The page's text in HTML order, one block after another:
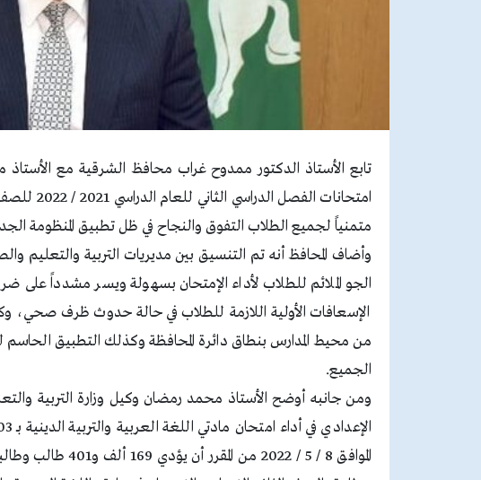
تابع الأستاذ الدكتور ممدوح غراب محافظ الشرقية مع الأستاذ
امتحانات
متمنياً لجميع الطلاب التفوق والنجاح في ظل تطبيق المنظومة
وأضاف المحافظ أنه تم التنسيق بين مديريات التربية والتعليم
الجو الملائم للطلاب لأداء الإمتحان بسهولة ويسر مشدداً
الإسعافات الأولية اللازمة للطلاب في حالة حدوث ظرف صحي،
من محيط المدارس بنطاق دائرة المحافظة وكذلك التطبيق الحاسم
الجميع.